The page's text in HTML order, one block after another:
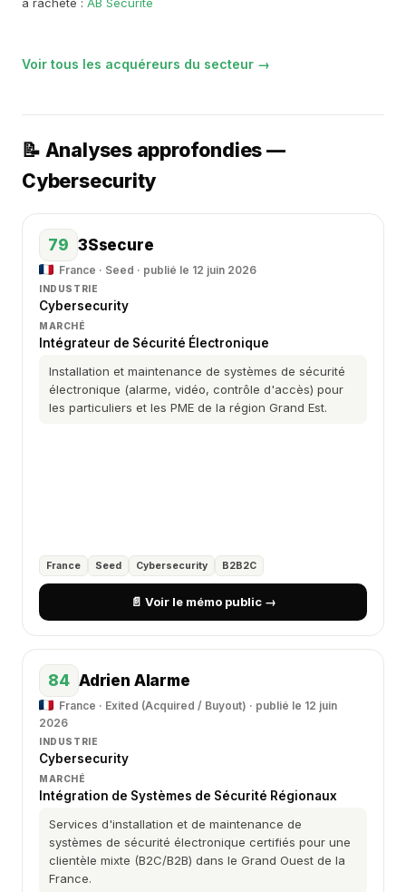
Voir tous les acquéreurs du secteur →
📝 Analyses approfondies —
Cybersecurity
79 3Ssecure
France · Seed · publié le 12 juin 2026
INDUSTRIE
Cybersecurity
MARCHÉ
Intégrateur de Sécurité Électronique
Installation et maintenance de systèmes de sécurité
électronique (alarme, vidéo, contrôle d'accès) pour
les particuliers et les PME de la région Grand Est.
France Seed Cybersecurity B2B2C
📄 Voir le mémo public →
84 Adrien Alarme
France · Exited (Acquired / Buyout) · publié le 12 juin
2026
INDUSTRIE
Cybersecurity
MARCHÉ
Intégration de Systèmes de Sécurité Régionaux
Services d'installation et de maintenance de
systèmes de sécurité électronique certifiés pour une
clientèle mixte (B2C/B2B) dans le Grand Ouest de la
France.